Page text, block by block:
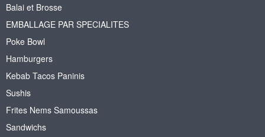
Balai et Brosse
EMBALLAGE PAR SPECIALITES
Poke Bowl
Hamburgers
Kebab Tacos Paninis
Sushis
Frites Nems Samoussas
Sandwichs